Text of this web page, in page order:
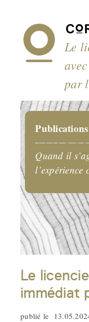
Le
par
Publications
Quand il
l’expérience
Le
immédiat
publié le